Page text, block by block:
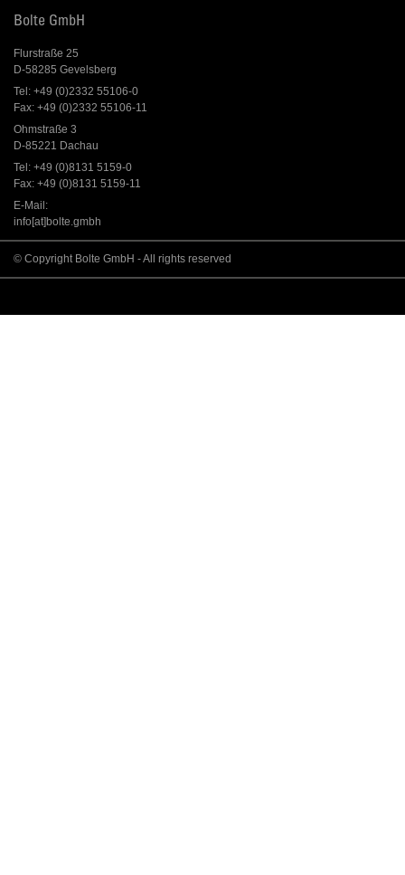
Bolte GmbH
Flurstraße 25
D-58285 Gevelsberg
Tel: +49 (0)2332 55106-0
Fax: +49 (0)2332 55106-11
Ohmstraße 3
D-85221 Dachau
Tel: +49 (0)8131 5159-0
Fax: +49 (0)8131 5159-11
E-Mail:
info[at]bolte.gmbh
© Copyright Bolte GmbH - All rights reserved